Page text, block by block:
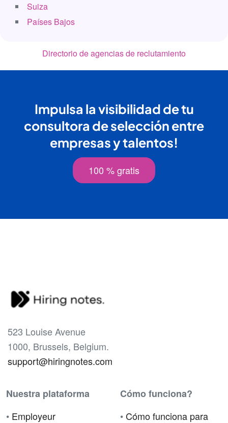
Suiza
Países Bajos
Directorio de agencias de reclutamiento
Impulsa la visibilidad de tu
consultora de selección entre
empresas y talentos!
100 % gratis
523 Louise Avenue
1000, Brussels, Belgium.
support@hiringnotes.com
Nuestra plataforma
• Employeur
Cómo funciona?
• Cómo funciona para